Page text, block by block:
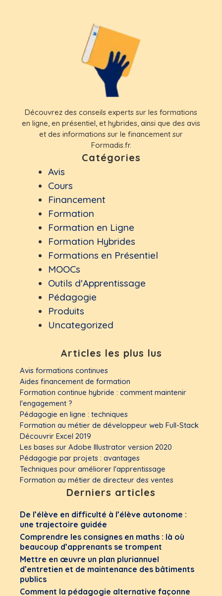
Découvrez des conseils experts sur les formations
en ligne, en présentiel, et hybrides, ainsi que des avis
et des informations sur le financement sur
Formadis.fr.
Catégories
Avis
Cours
Financement
Formation
Formation en Ligne
Formation Hybrides
Formations en Présentiel
MOOCs
Outils d'Apprentissage
Pédagogie
Produits
Uncategorized
Articles les plus lus
Avis formations continues
Aides financement de formation
Formation continue hybride : comment maintenir
l'engagement ?
Pédagogie en ligne : techniques
Formation au métier de développeur web Full-Stack
Découvrir Excel 2019
Les bases sur Adobe Illustrator version 2020
Pédagogie par projets : avantages
Techniques pour améliorer l'apprentissage
Formation au métier de directeur des ventes
Derniers articles
De l’élève en difficulté à l’élève autonome :
une trajectoire guidée
Comprendre les consignes en maths : là où
beaucoup d’apprenants se trompent
Mettre en œuvre un plan pluriannuel
d’entretien et de maintenance des bâtiments
publics
Comment la pédagogie alternative façonne